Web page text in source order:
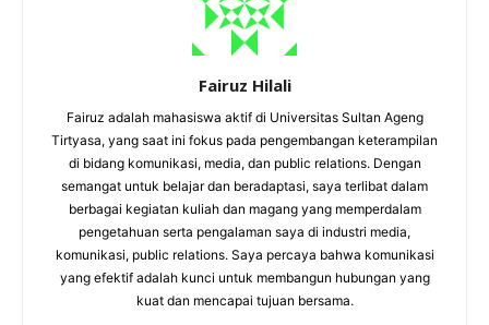
Fairuz Hilali
Fairuz adalah mahasiswa aktif di Universitas Sultan Ageng
Tirtyasa, yang saat ini fokus pada pengembangan keterampilan
di bidang komunikasi, media, dan public relations. Dengan
semangat untuk belajar dan beradaptasi, saya terlibat dalam
berbagai kegiatan kuliah dan magang yang memperdalam
pengetahuan serta pengalaman saya di industri media,
komunikasi, public relations. Saya percaya bahwa komunikasi
yang efektif adalah kunci untuk membangun hubungan yang
kuat dan mencapai tujuan bersama.